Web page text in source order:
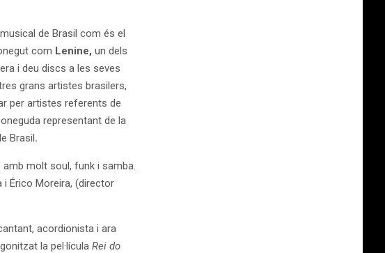
de Brasil com és el
com Lenine, un dels
i deu discs a les seves
grans artistes brasilers,
per artistes referents de
representant de la
Brasil.
amb molt soul, funk i samba.
i Érico Moreira, (director
acordionista i ara
la pel·lícula Rei do